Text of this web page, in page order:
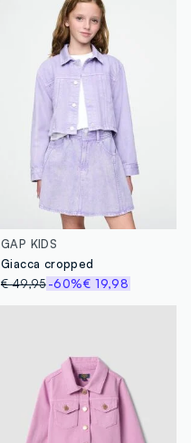
GAP KIDS
Giacca cropped
€ 49,95 -60%€ 19,98